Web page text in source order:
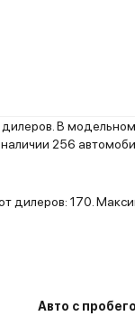
В
256
дилеров: 170.
Авто с